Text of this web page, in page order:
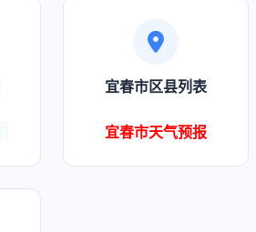
宜春市区县列表
宜春市天气预报